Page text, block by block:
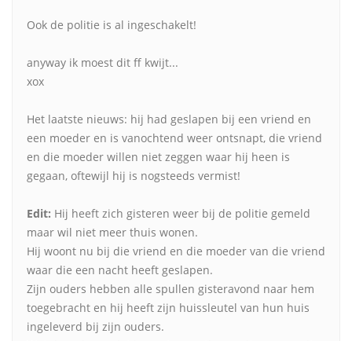
Ook de politie is al ingeschakelt!
anyway ik moest dit ff kwijt...
xox
Het laatste nieuws: hij had geslapen bij een vriend en
een moeder en is vanochtend weer ontsnapt, die vriend
en die moeder willen niet zeggen waar hij heen is
gegaan, oftewijl hij is nogsteeds vermist!
Edit: Hij heeft zich gisteren weer bij de politie gemeld
maar wil niet meer thuis wonen.
Hij woont nu bij die vriend en die moeder van die vriend
waar die een nacht heeft geslapen.
Zijn ouders hebben alle spullen gisteravond naar hem
toegebracht en hij heeft zijn huissleutel van hun huis
ingeleverd bij zijn ouders.